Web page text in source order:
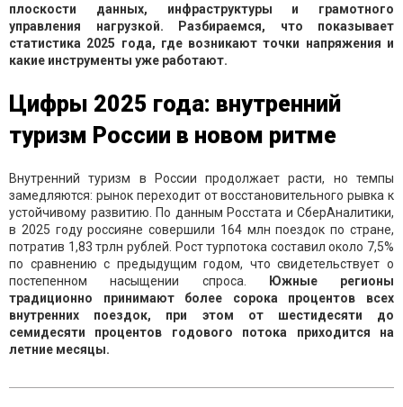
плоскости данных, инфраструктуры и грамотного
управления нагрузкой. Разбираемся, что показывает
статистика 2025 года, где возникают точки напряжения и
какие инструменты уже работают.
Цифры 2025 года: внутренний
туризм России в новом ритме
Внутренний туризм в России продолжает расти, но темпы
замедляются: рынок переходит от восстановительного рывка к
устойчивому развитию. По данным Росстата и СберАналитики,
в 2025 году россияне совершили 164 млн поездок по стране,
потратив 1,83 трлн рублей. Рост турпотока составил около 7,5%
по сравнению с предыдущим годом, что свидетельствует о
постепенном насыщении спроса.
Южные регионы
традиционно принимают более сорока процентов всех
внутренних поездок, при этом от шестидесяти до
семидесяти процентов годового потока приходится на
летние месяцы.